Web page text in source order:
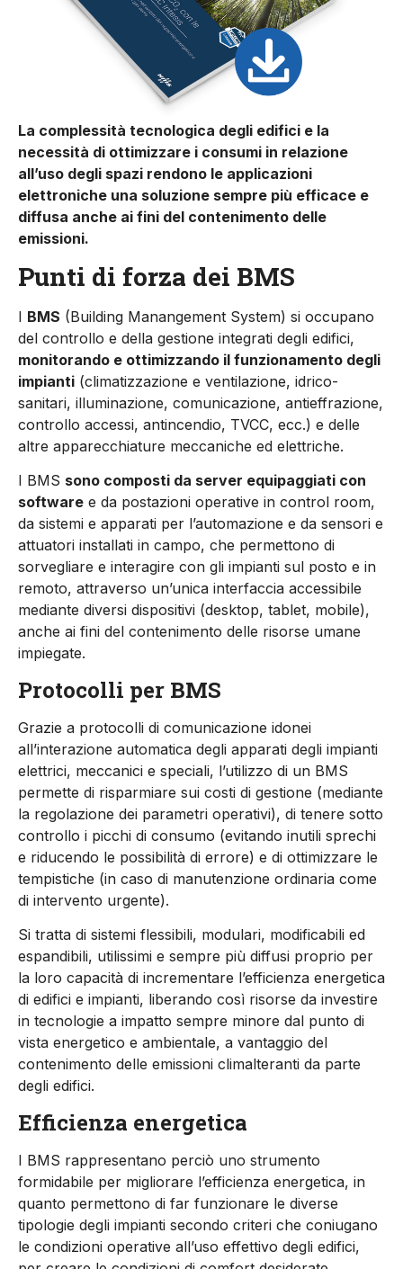
La complessità tecnologica degli edifici e la
necessità di ottimizzare i consumi in relazione
all’uso degli spazi rendono le applicazioni
elettroniche una soluzione sempre più efficace e
diffusa anche ai fini del contenimento delle
emissioni.
Punti di forza dei BMS
I BMS (Building Manangement System) si occupano
del controllo e della gestione integrati degli edifici,
monitorando e ottimizzando il funzionamento degli
impianti (climatizzazione e ventilazione, idrico-
sanitari, illuminazione, comunicazione, antieffrazione,
controllo accessi, antincendio, TVCC, ecc.) e delle
altre apparecchiature meccaniche ed elettriche.
I BMS sono composti da server equipaggiati con
software e da postazioni operative in control room,
da sistemi e apparati per l’automazione e da sensori e
attuatori installati in campo, che permettono di
sorvegliare e interagire con gli impianti sul posto e in
remoto, attraverso un’unica interfaccia accessibile
mediante diversi dispositivi (desktop, tablet, mobile),
anche ai fini del contenimento delle risorse umane
impiegate.
Protocolli per BMS
Grazie a protocolli di comunicazione idonei
all’interazione automatica degli apparati degli impianti
elettrici, meccanici e speciali, l’utilizzo di un BMS
permette di risparmiare sui costi di gestione (mediante
la regolazione dei parametri operativi), di tenere sotto
controllo i picchi di consumo (evitando inutili sprechi
e riducendo le possibilità di errore) e di ottimizzare le
tempistiche (in caso di manutenzione ordinaria come
di intervento urgente).
Si tratta di sistemi flessibili, modulari, modificabili ed
espandibili, utilissimi e sempre più diffusi proprio per
la loro capacità di incrementare l’efficienza energetica
di edifici e impianti, liberando così risorse da investire
in tecnologie a impatto sempre minore dal punto di
vista energetico e ambientale, a vantaggio del
contenimento delle emissioni climalteranti da parte
degli edifici.
Efficienza energetica
I BMS rappresentano perciò uno strumento
formidabile per migliorare l’efficienza energetica, in
quanto permettono di far funzionare le diverse
tipologie degli impianti secondo criteri che coniugano
le condizioni operative all’uso effettivo degli edifici,